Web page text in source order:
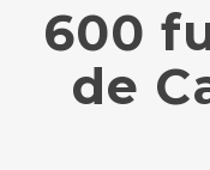
600
de